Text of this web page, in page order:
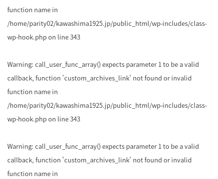
function name in
/home/parity02/kawashima1925.jp/public_html/wp-includes/class-
wp-hook.phpon line343
Warning: call_user_func_array() expects parameter 1 to be a valid
callback, function 'custom_archives_link' not found or invalid
function name in
/home/parity02/kawashima1925.jp/public_html/wp-includes/class-
wp-hook.phpon line343
Warning: call_user_func_array() expects parameter 1 to be a valid
callback, function 'custom_archives_link' not found or invalid
function name in